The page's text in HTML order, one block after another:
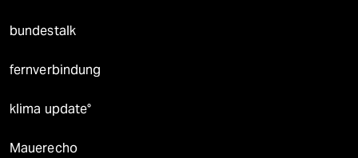
bundestalk
fernverbindung
klima update°
Mauerecho